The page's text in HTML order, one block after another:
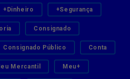
+Dinheiro +Segurança
Consignado
Consignado Público Conta
Mercantil Meu+